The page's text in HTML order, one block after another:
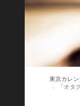
東京カレ
「オ